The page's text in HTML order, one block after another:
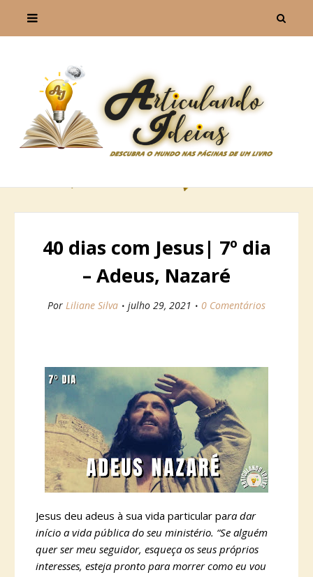
40 dias com Jesus| 7º dia
– Adeus, Nazaré
Por Liliane Silva julho 29, 2021 0 Comentários
Jesus deu adeus à sua vida particular para dar
início a vida pública do seu ministério. “Se alguém
quer ser meu seguidor, esqueça os seus próprios
interesses, esteja pronto para morrer como eu vou